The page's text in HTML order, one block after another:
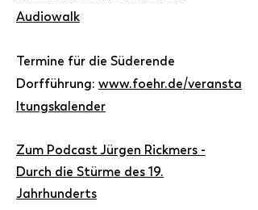
Audiowalk
Termine für die Süderende
Dorfführung: www.foehr.de/veransta
ltungskalender
Zum Podcast Jürgen Rickmers -
Durch die Stürme des 19.
Jahrhunderts